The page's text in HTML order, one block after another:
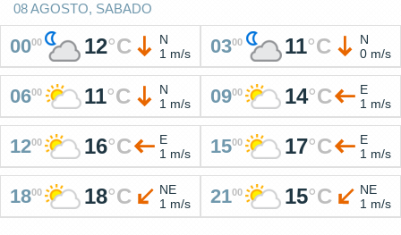
08 AGOSTO, SABADO
0000 12°C
N
1 m/s
0300 11°C
N
0 m/s
0600 11°C
N
1 m/s
0900 14°C
E
1 m/s
1200 16°C
E
1 m/s
1500 17°C
E
1 m/s
1800 18°C
NE
1 m/s
2100 15°C
NE
1 m/s